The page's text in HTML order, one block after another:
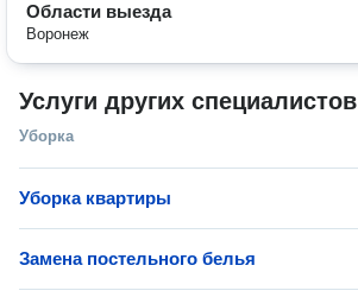
Области выезда
Воронеж
Услуги других специалистов
Уборка
Уборка квартиры
Замена постельного белья